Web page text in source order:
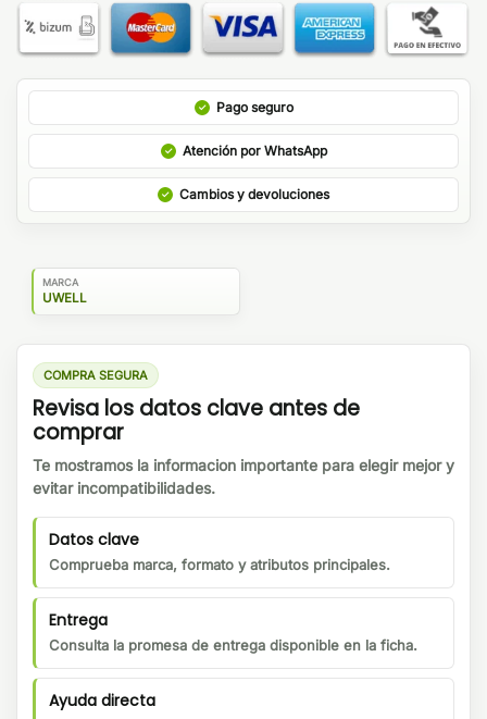
Pago seguro
Atención por WhatsApp
Cambios y devoluciones
MARCA
UWELL
COMPRA SEGURA
Revisa los datos clave antes de
comprar
Te mostramos la informacion importante para elegir mejor y
evitar incompatibilidades.
Datos clave
Comprueba marca, formato y atributos principales.
Entrega
Consulta la promesa de entrega disponible en la ficha.
Ayuda directa